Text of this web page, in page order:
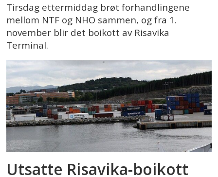
Tirsdag ettermiddag brøt forhandlingene
mellom NTF og NHO sammen, og fra 1.
november blir det boikott av Risavika
Terminal.
Utsatte Risavika-boikott